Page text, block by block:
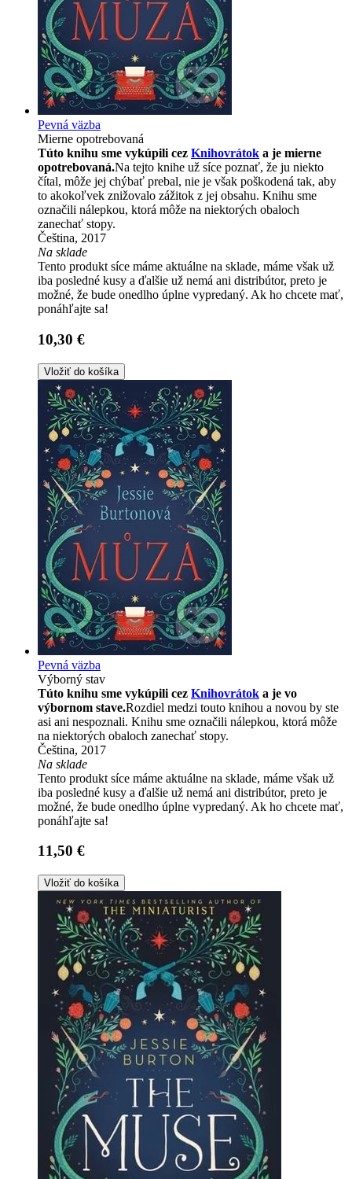
Pevná väzba
Mierne opotrebovaná
Túto knihu sme vykúpili cez Knihovrátok a je mierne
opotrebovaná.Na tejto knihe už síce poznať, že ju niekto
čítal, môže jej chýbať prebal, nie je však poškodená tak, aby
to akokoľvek znižovalo zážitok z jej obsahu. Knihu sme
označili nálepkou, ktorá môže na niektorých obaloch
zanechať stopy.
Čeština, 2017
Na sklade
Tento produkt síce máme aktuálne na sklade, máme však už
iba posledné kusy a ďalšie už nemá ani distribútor, preto je
možné, že bude onedlho úplne vypredaný. Ak ho chcete mať,
ponáhľajte sa!
10,30 €
Vložiť do košíka
Pevná väzba
Výborný stav
Túto knihu sme vykúpili cez Knihovrátok a je vo
výbornom stave.Rozdiel medzi touto knihou a novou by ste
asi ani nespoznali. Knihu sme označili nálepkou, ktorá môže
na niektorých obaloch zanechať stopy.
Čeština, 2017
Na sklade
Tento produkt síce máme aktuálne na sklade, máme však už
iba posledné kusy a ďalšie už nemá ani distribútor, preto je
možné, že bude onedlho úplne vypredaný. Ak ho chcete mať,
ponáhľajte sa!
11,50 €
Vložiť do košíka